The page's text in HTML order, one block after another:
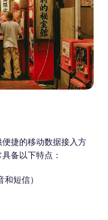
捷的移动数据接入方
备以下特点：
短信）